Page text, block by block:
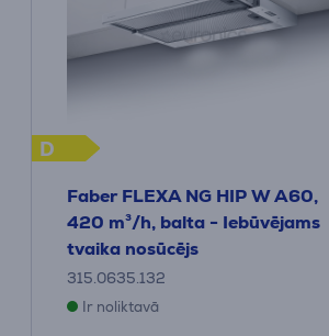
D
Faber FLEXA NG HIP W A60,
420 m³/h, balta - Iebūvējams
tvaika nosūcējs
315.0635.132
Ir noliktavā